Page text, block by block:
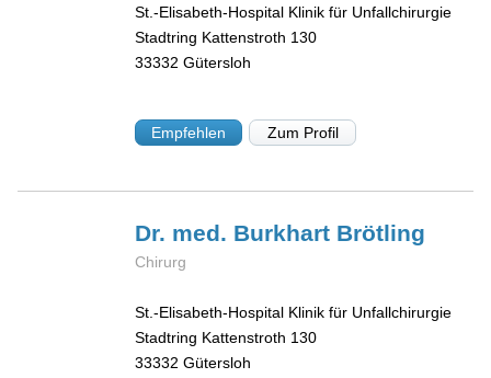
St.-Elisabeth-Hospital Klinik für Unfallchirurgie
Stadtring Kattenstroth 130
33332 Gütersloh
Empfehlen Zum Profil
Dr. med. Burkhart Brötling
Chirurg
St.-Elisabeth-Hospital Klinik für Unfallchirurgie
Stadtring Kattenstroth 130
33332 Gütersloh